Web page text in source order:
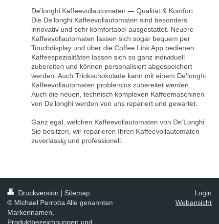
De’longhi Kaffeevollautomaten — Qualität & Komfort
Die De’longhi Kaffeevollautomaten sind besonders
innovativ und sehr komfortabel ausgestattet. Neuere
Kaffeevollautomaten lassen sich sogar bequem per
Touchdisplay und über die Coffee Link App bedienen.
Kaffeespezialitäten lassen sich so ganz individuell
zubereiten und können personalisiert abgespeichert
werden. Auch Trinkschokolade kann mit einem De’longhi
Kaffeevollautomaten problemlos zubereitet werden.
Auch die neuen, technisch komplexen Kaffeemaschinen
von De’longhi werden von uns repariert und gewartet.
Ganz egal, welchen Kaffeevollautomaten von De’Longhi
Sie besitzen, wir reparieren Ihren Kaffeevollautomaten
zuverlässig und professionell.
Druckversion | Sitemap
© Michael Perrotta Alle genannten
Markennamen,
Produktbezeichnungen und
Login
Webansicht